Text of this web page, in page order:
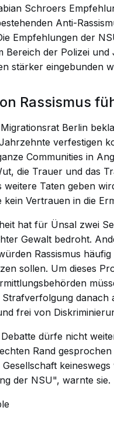
Schroers
Anti-
Empfehlungen der
Bereich der Polizei
stärker eingebunden
Rassismus
Berlin
verfestigen
Communities in
die Trauer und das
weitere Taten geben
Vertrauen in die
hat für Ünsal zwei
Gewalt bedroht.
Rassismus
sollen. Um dieses
frei von
dürfe nicht
Rand
der NSU", warnte sie.